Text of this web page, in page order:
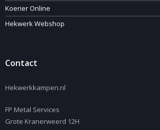
Koerier Online
Hekwerk Webshop
Contact
Hekwerkkampen.nl
FP Metal Services
Grote Kranerweerd 12H